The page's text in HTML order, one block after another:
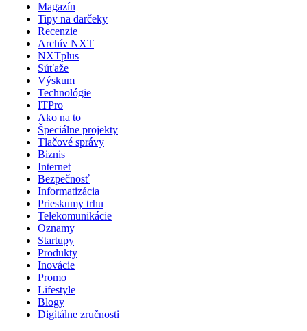
Magazín
Tipy na darčeky
Recenzie
Archív NXT
NXTplus
Súťaže
Výskum
Technológie
ITPro
Ako na to
Špeciálne projekty
Tlačové správy
Biznis
Internet
Bezpečnosť
Informatizácia
Prieskumy trhu
Telekomunikácie
Oznamy
Startupy
Produkty
Inovácie
Promo
Lifestyle
Blogy
Digitálne zručnosti